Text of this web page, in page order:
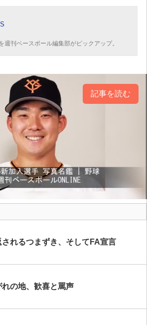
週刊ベースボール編集部がピックアップ。
記事を読む
されるつまずき、そしてFA宣言
れの地、歓喜と罵声